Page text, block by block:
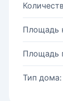
Площадь
Площадь
Тип дома: